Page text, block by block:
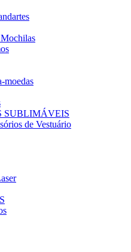
moedas
SUBLIMÁVEIS
de Vestuário